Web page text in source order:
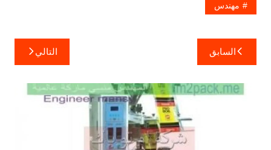
مهندس
تصفّح
المقالات
السابق التالي